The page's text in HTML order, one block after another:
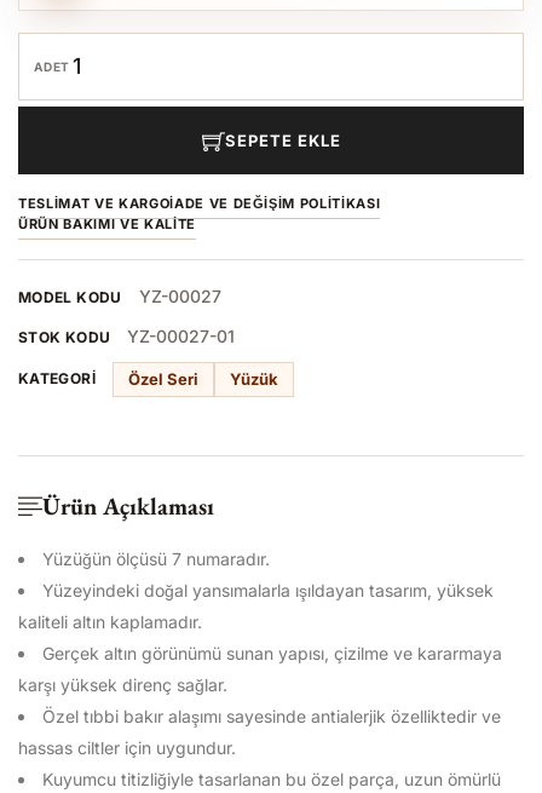
ADET
SEPETE EKLE
TESLIMAT VE KARGOİADE VE DEĞIŞIM POLITIKASI
ÜRÜN BAKIMI VE KALITE
MODEL KODU YZ-00027
STOK KODU YZ-00027-01
KATEGORI Özel Seri Yüzük
Ürün Açıklaması
Yüzüğün ölçüsü 7 numaradır.
Yüzeyindeki doğal yansımalarla ışıldayan tasarım, yüksek
kaliteli altın kaplamadır.
Gerçek altın görünümü sunan yapısı, çizilme ve kararmaya
karşı yüksek direnç sağlar.
Özel tıbbi bakır alaşımı sayesinde antialerjik özelliktedir ve
hassas ciltler için uygundur.
Kuyumcu titizliğiyle tasarlanan bu özel parça, uzun ömürlü